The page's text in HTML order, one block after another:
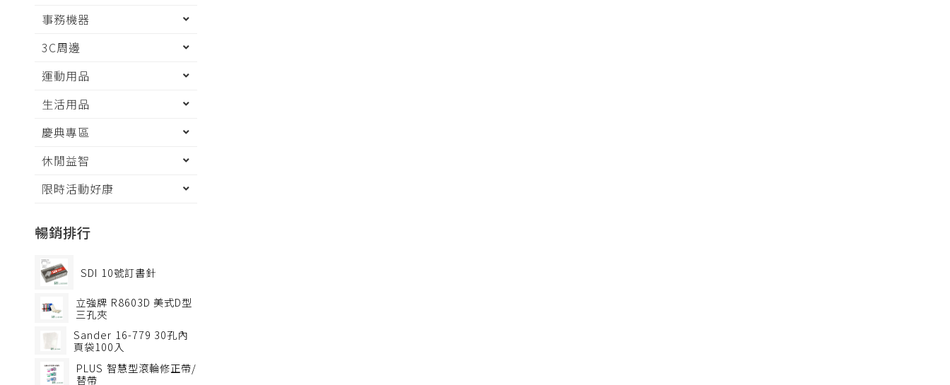
事務機器
3C周邊
運動用品
生活用品
慶典專區
休閒益智
限時活動好康
暢銷排行
SDI 10號訂書針
立強牌 R8603D 美式D型
三孔夾
Sander 16-779 30孔內
頁袋100入
PLUS 智慧型滾輪修正帶/
替帶